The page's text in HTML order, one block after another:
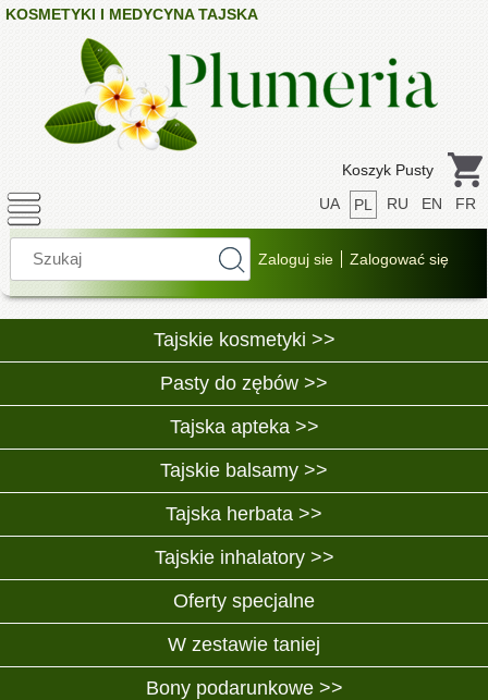
KOSMETYKI I MEDYCYNA TAJSKA
Koszyk Pusty
UA
PL RU EN FR
Tajskie kosmetyki >>
Pasty do zębów >>
Tajska apteka >>
Tajskie balsamy >>
Tajska herbata >>
Tajskie inhalatory >>
Oferty specjalne
W zestawie taniej
Bony podarunkowe >>